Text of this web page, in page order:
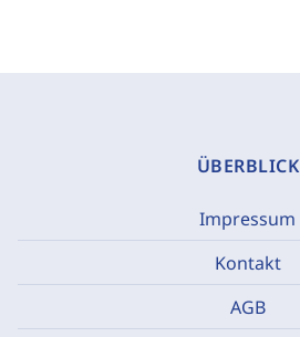
ÜBERBLICK
Impressum
Kontakt
AGB